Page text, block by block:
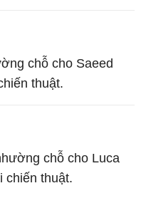
chỗ cho Saeed
thuật.
chỗ cho Luca
chiến thuật.